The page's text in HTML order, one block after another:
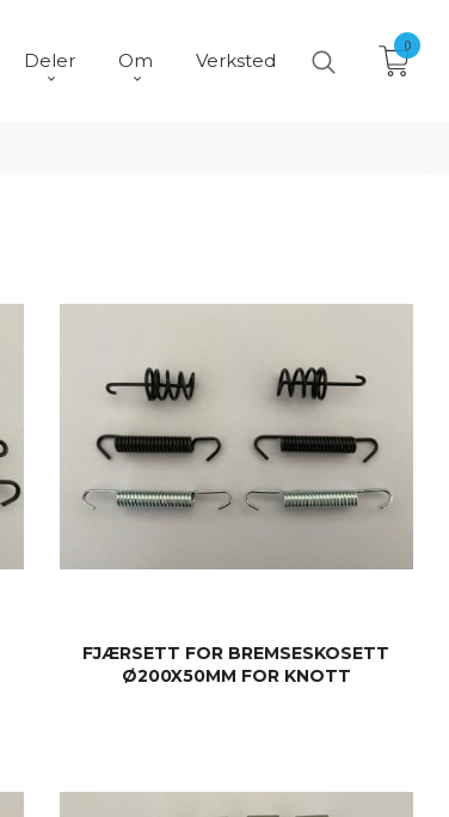
Deler Om Verksted
0
FJÆRSETT FOR BREMSESKOSETT
Ø200X50MM FOR KNOTT